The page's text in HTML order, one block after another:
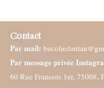
Contact
Par mail:
Par message privée
60 Rue Francois 1er, 75008,